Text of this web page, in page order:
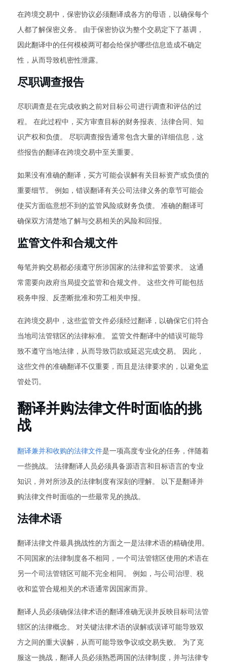
在跨境交易中，保密协议必须翻译成各方的母语，以确保每个
人都了解保密义务。 由于保密协议为整个交易定下了基调，
因此翻译中的任何模棱两可都会给保护哪些信息造成不确定
性，从而导致机密性泄露。
尽职调查报告
尽职调查是在完成收购之前对目标公司进行调查和评估的过
程。 在此过程中，买方审查目标的财务报表、法律合同、知
识产权和负债。 尽职调查报告通常包含大量的详细信息，这
些报告的翻译在跨境交易中至关重要。
如果没有准确的翻译，买方可能会误解有关目标资产或负债的
重要细节。 例如，错误翻译有关公司法律义务的章节可能会
使买方面临意想不到的监管风险或财务负债。 准确的翻译可
确保双方清楚地了解与交易相关的风险和回报。
监管文件和合规文件
每笔并购交易都必须遵守所涉国家的法律和监管要求。 这通
常需要向政府当局提交监管和合规文件。 这些文件可能包括
税务申报、反垄断批准和劳工相关申报。
在跨境交易中，这些监管文件必须经过翻译，以确保它们符合
当地司法管辖区的法律标准。 监管文件翻译中的错误可能导
致不遵守当地法律，从而导致罚款或延迟完成交易。 因此，
这些文件的准确翻译不仅重要，而且是法律要求的，以避免监
管处罚。
翻译并购法律文件时面临的挑
战
翻译兼并和收购的法律文件是一项高度专业化的任务，伴随着
一些挑战。 法律翻译人员必须具备源语言和目标语言的专业
知识，并对所涉及的法律制度有深刻的理解。 以下是翻译并
购法律文件时面临的一些最常见的挑战。
法律术语
翻译法律文件最具挑战性的方面之一是法律术语的精确使用。
不同国家的法律制度各不相同，一个司法管辖区使用的术语在
另一个司法管辖区可能不完全相同。 例如，与公司治理、税
收和监管合规相关的术语通常因国家而异。
翻译人员必须确保法律术语的翻译准确无误并反映目标司法管
辖区的法律概念。 对关键法律术语的误解或误译可能导致双
方之间的重大误解，从而可能导致争议或交易失败。 为了克
服这一挑战，翻译人员必须熟悉两国的法律制度，并与法律专